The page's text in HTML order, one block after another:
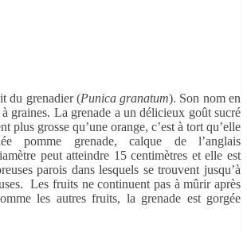
du grenadier (Punica granatum). Son nom en
graines. La grenade a un délicieux goût sucré
plus grosse qu’une orange, c’est à tort qu’elle
pomme grenade, calque de l’anglais
peut atteindre 15 centimètres et elle est
parois dans lesquels se trouvent jusqu’à
Les fruits ne continuent pas à mûrir après
les autres fruits, la grenade est gorgée